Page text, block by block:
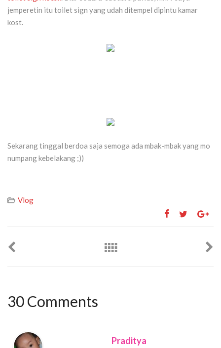
jemperetin itu toilet sign yang udah ditempel dipintu kamar
kost.
Sekarang tinggal berdoa saja semoga ada mbak-mbak yang mo
numpang kebelakang ;))
Vlog
30 Comments
Praditya